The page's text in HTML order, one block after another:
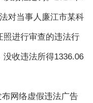
对当事人廉江市某科
照进行审查的违法行
收违法所得1336.06
网络虚假违法广告